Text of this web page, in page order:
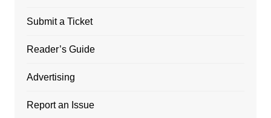
Submit a Ticket
Reader’s Guide
Advertising
Report an Issue